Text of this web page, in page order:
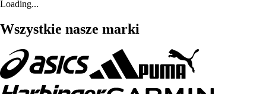
Loading...
Wszystkie nasze marki